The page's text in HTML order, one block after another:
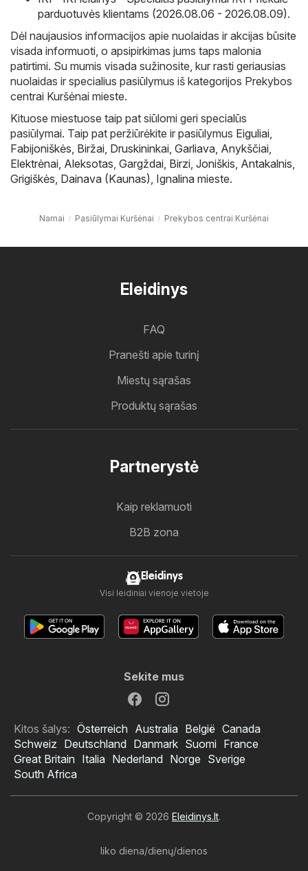
parduotuvės klientams (2026.08.06 - 2026.08.09).
Dėl naujausios informacijos apie nuolaidas ir akcijas būsite
visada informuoti, o apsipirkimas jums taps malonia
patirtimi. Su mumis visada sužinosite, kur rasti geriausias
nuolaidas ir specialius pasiūlymus iš kategorijos Prekybos
centrai Kuršėnai mieste.
Kituose miestuose taip pat siūlomi geri specialūs
pasiūlymai. Taip pat peržiūrėkite ir pasiūlymus Eiguliai
Fabijoniškės Biržai Druskininkai Garliava Anykščiai
Elektrėnai Aleksotas Gargždai Birzi Joniškis Antakalnis
Grigiškės Dainava (Kaunas) Ignalina mieste.
Namai Pasiūlymai Kuršėnai Prekybos centrai Kuršėnai
Eleidinys
FAQ
Pranešti apie turinį
Miestų sąrašas
Produktų sąrašas
Partnerystė
Kaip reklamuoti
B2B zona
Eleidinys
Visi leidiniai vienoje vietoje
Sekite mus
Kitos šalys: Österreich Australia België Canada
Schweiz Deutschland Danmark Suomi France
Great Britain Italia Nederland Norge Sverige
South Africa
Copyright © 2026 Eleidinys.lt.
liko diena/dienų/dienos